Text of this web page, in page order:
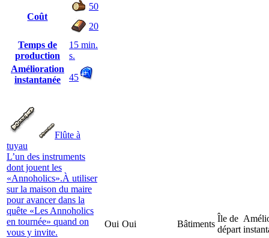
Coût
50
20
Temps de
production
15 min.
s.
Amélioration
instantanée
45
Flûte à
tuyau
L’un des instruments
dont jouent les
«Annoholics».À utiliser
sur la maison du maire
pour avancer dans la
quête «Les Annoholics
en tournée» quand on
vous y invite.
Oui Oui Bâtiments
Île de
départ